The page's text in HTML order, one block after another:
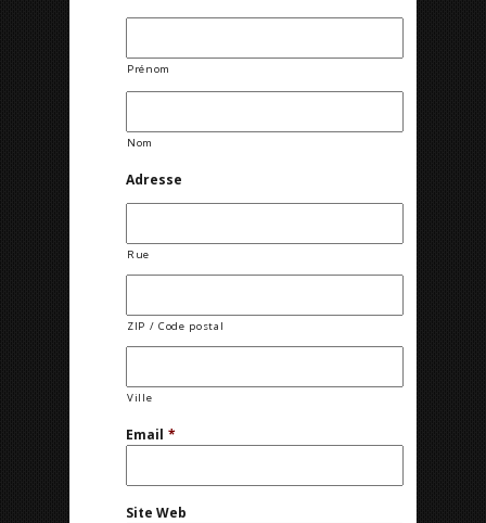
Prénom
Nom
Adresse
Rue
ZIP / Code postal
Ville
Email *
Site Web